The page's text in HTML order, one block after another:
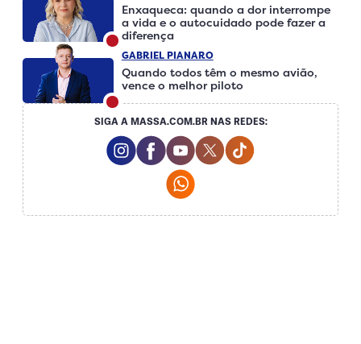
Enxaqueca: quando a dor interrompe
a vida e o autocuidado pode fazer a
diferença
GABRIEL PIANARO
Quando todos têm o mesmo avião,
vence o melhor piloto
SIGA A MASSA.COM.BR NAS REDES:
Instagram Social Media
Facebook Social Media
Youtube Social Media
Twitter Social Media
Tiktok Social
Whatsapp Social Media